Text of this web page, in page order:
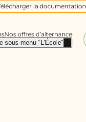
Nos offres d’alternance
sous-menu "L'École"
la documentation